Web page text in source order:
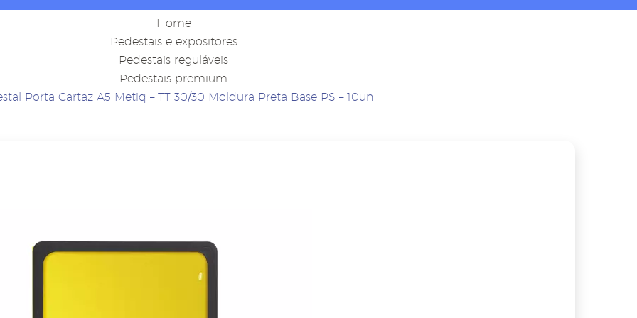
Home
Pedestais e expositores
Pedestais reguláveis
Pedestais premium
Porta Cartaz A5 Metiq – TT 30/30 Moldura Preta Base PS – 10un